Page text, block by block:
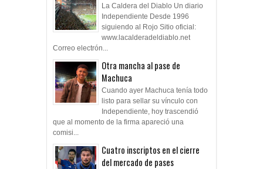
La Caldera del Diablo Un diario
Independiente Desde 1996
siguiendo al Rojo Sitio oficial:
www.lacalderadeldiablo.net
Correo electrón...
Otra mancha al pase de
Machuca
Cuando ayer Machuca tenía todo
listo para sellar su vínculo con
Independiente, hoy trascendió
que al momento de la firma apareció una
comisi...
Cuatro inscriptos en el cierre
del mercado de pases